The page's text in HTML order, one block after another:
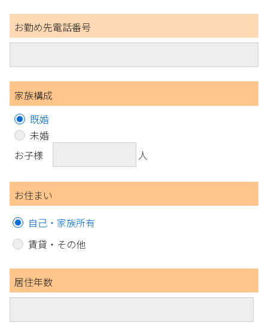
お勤め先電話番号
家族構成
既婚
未婚
お子様
人
お住まい
自己・家族所有
賃貸・その他
居住年数